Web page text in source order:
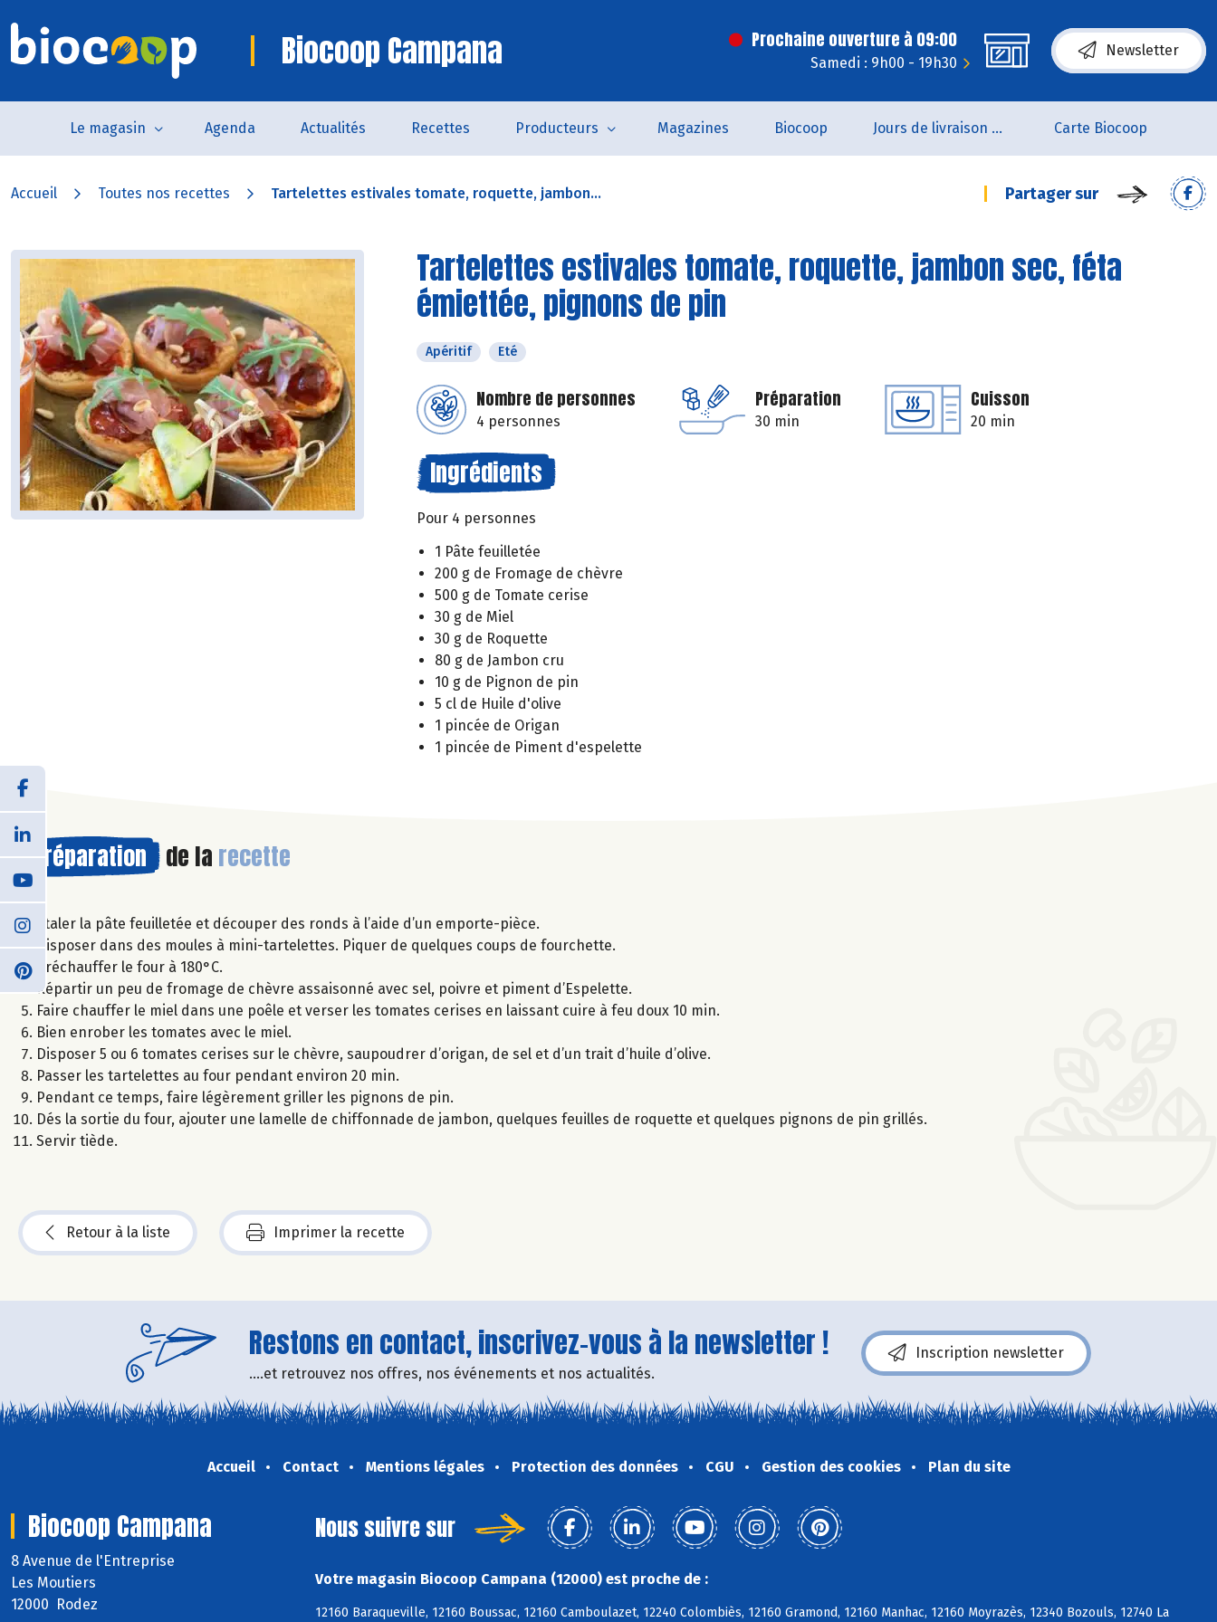
Biocoop Campana Prochaine ouverture à 09:00
Samedi : 9h00 - 19h30
Newsletter
Le magasin Agenda Actualités Recettes Producteurs Magazines Biocoop Jours de livraison de pain Carte Biocoop
Accueil Toutes nos recettes Tartelettes estivales tomate, roquette, jambon... Partager sur
Tartelettes estivales tomate, roquette, jambon sec, féta
émiettée, pignons de pin
Apéritif Eté
Nombre de personnes
4 personnes
Préparation
30 min
Cuisson
20 min
Ingrédients
Pour 4 personnes
1 Pâte feuilletée
200 g de Fromage de chèvre
500 g de Tomate cerise
30 g de Miel
30 g de Roquette
80 g de Jambon cru
10 g de Pignon de pin
5 cl de Huile d'olive
1 pincée de Origan
1 pincée de Piment d'espelette
Préparation de la recette
Etaler la pâte feuilletée et découper des ronds à l’aide d’un emporte-pièce.
Disposer dans des moules à mini-tartelettes. Piquer de quelques coups de fourchette.
Préchauffer le four à 180°C.
Répartir un peu de fromage de chèvre assaisonné avec sel, poivre et piment d’Espelette.
Faire chauffer le miel dans une poêle et verser les tomates cerises en laissant cuire à feu doux 10 min.
Bien enrober les tomates avec le miel.
Disposer 5 ou 6 tomates cerises sur le chèvre, saupoudrer d’origan, de sel et d’un trait d’huile d’olive.
Passer les tartelettes au four pendant environ 20 min.
Pendant ce temps, faire légèrement griller les pignons de pin.
Dés la sortie du four, ajouter une lamelle de chiffonnade de jambon, quelques feuilles de roquette et quelques pignons de pin grillés.
Servir tiède.
Retour à la liste Imprimer la recette
Restons en contact, inscrivez-vous à la newsletter !
....et retrouvez nos offres, nos événements et nos actualités.
Inscription newsletter
Accueil Contact Mentions légales Protection des données CGU Gestion des cookies Plan du site
Biocoop Campana
8 Avenue de l'Entreprise
Les Moutiers
12000 Rodez
Nous suivre sur
Votre magasin Biocoop Campana (12000) est proche de :
12160 Baraqueville, 12160 Boussac, 12160 Camboulazet, 12240 Colombiès, 12160 Gramond, 12160 Manhac, 12160 Moyrazès, 12340 Bozouls, 12740 La